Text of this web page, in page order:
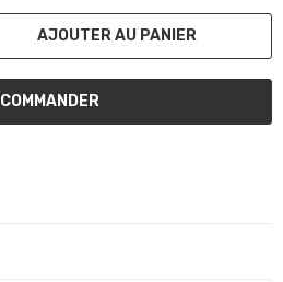
AJOUTER AU PANIER
COMMANDER